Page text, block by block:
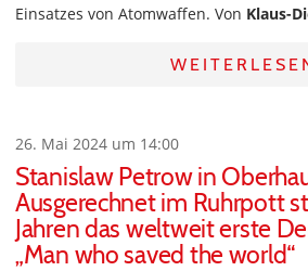
Einsatzes von Atomwaffen. Von Klaus-
26. Mai 2024 um 14:00
Stanislaw Petrow in
Ausgerechnet im Ruhrpott
Jahren das weltweit erste
„Man who saved the world“